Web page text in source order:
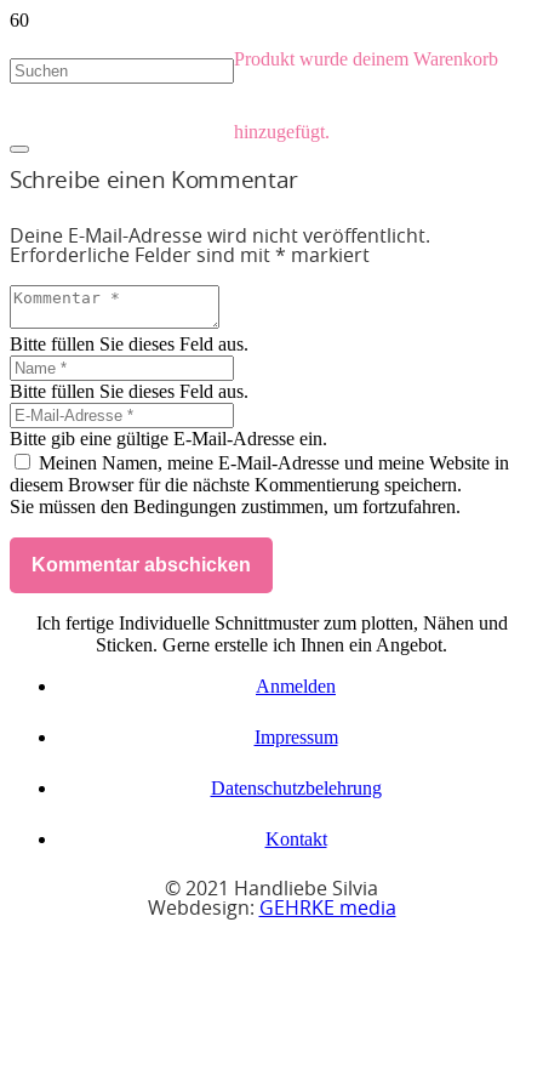
Produkt wurde deinem Warenkorb
hinzugefügt.
Schreibe einen Kommentar
Deine E-Mail-Adresse wird nicht veröffentlicht.
Erforderliche Felder sind mit * markiert
Bitte füllen Sie dieses Feld aus.
Bitte füllen Sie dieses Feld aus.
Bitte gib eine gültige E-Mail-Adresse ein.
Meinen Namen, meine E-Mail-Adresse und meine Website in
diesem Browser für die nächste Kommentierung speichern.
Sie müssen den Bedingungen zustimmen, um fortzufahren.
Kommentar abschicken
Ich fertige Individuelle Schnittmuster zum plotten, Nähen und
Sticken. Gerne erstelle ich Ihnen ein Angebot.
Anmelden
Impressum
Datenschutzbelehrung
Kontakt
© 2021 Handliebe Silvia
Webdesign: GEHRKE media